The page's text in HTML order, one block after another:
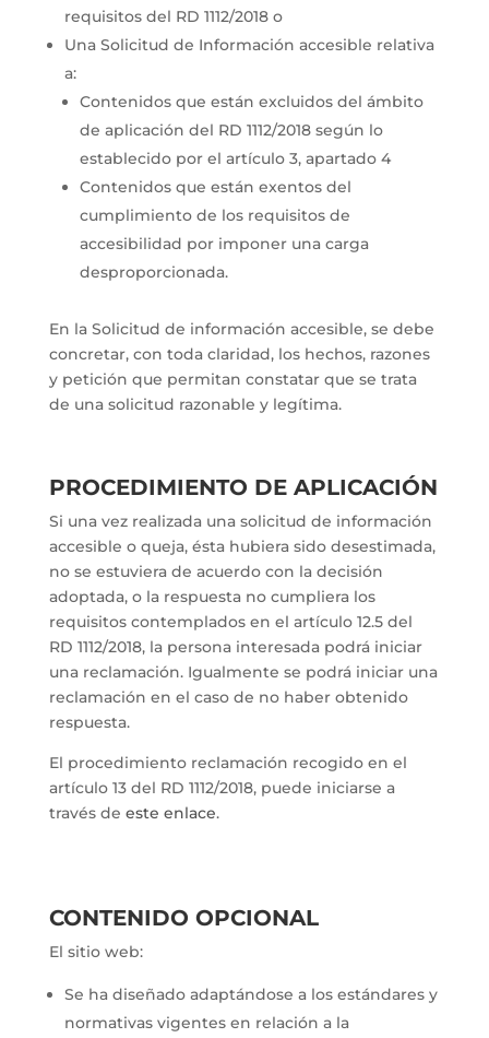
requisitos del RD 1112/2018 o
Una Solicitud de Información accesible relativa
a:
Contenidos que están excluidos del ámbito
de aplicación del RD 1112/2018 según lo
establecido por el artículo 3, apartado 4
Contenidos que están exentos del
cumplimiento de los requisitos de
accesibilidad por imponer una carga
desproporcionada.
En la Solicitud de información accesible, se debe
concretar, con toda claridad, los hechos, razones
y petición que permitan constatar que se trata
de una solicitud razonable y legítima.
PROCEDIMIENTO DE APLICACIÓN
Si una vez realizada una solicitud de información
accesible o queja, ésta hubiera sido desestimada,
no se estuviera de acuerdo con la decisión
adoptada, o la respuesta no cumpliera los
requisitos contemplados en el artículo 12.5 del
RD 1112/2018, la persona interesada podrá iniciar
una reclamación. Igualmente se podrá iniciar una
reclamación en el caso de no haber obtenido
respuesta.
El procedimiento reclamación recogido en el
artículo 13 del RD 1112/2018, puede iniciarse a
través de este enlace.
CONTENIDO OPCIONAL
El sitio web:
Se ha diseñado adaptándose a los estándares y
normativas vigentes en relación a la